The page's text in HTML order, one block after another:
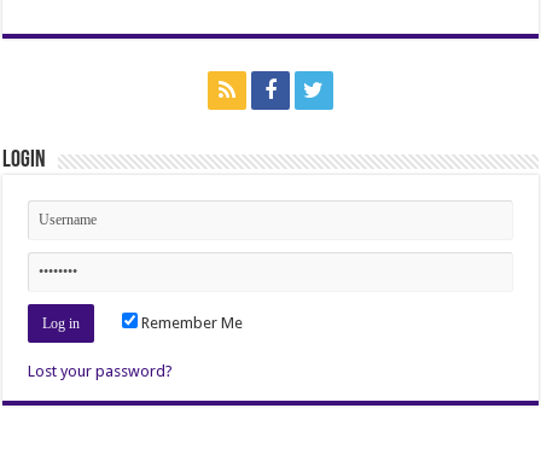
Login
Remember Me
Lost your password?